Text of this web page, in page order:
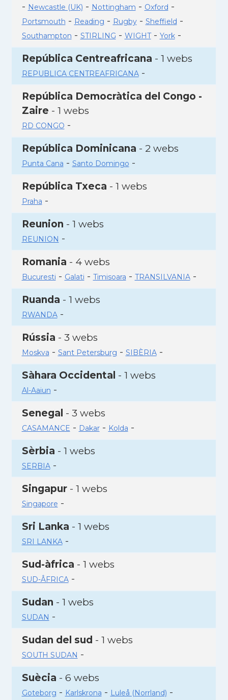
- Newcastle (UK) - Nottingham - Oxford -
Portsmouth - Reading - Rugby- Sheffield -
Southampton - STIRLING - WIGHT- York-
República Centreafricana - 1 webs
REPUBLICA CENTREAFRICANA-
República Democràtica del Congo -
Zaire - 1 webs
RD CONGO -
República Dominicana - 2 webs
Punta Cana - Santo Domingo -
República Txeca - 1 webs
Praha -
Reunion - 1 webs
REUNION -
Romania - 4 webs
Bucuresti - Galati - Timisoara - TRANSILVANIA-
Ruanda - 1 webs
RWANDA-
Rússia - 3 webs
Moskva - Sant Petersburg - SIBÈRIA-
Sàhara Occidental - 1 webs
Al-Aaiun -
Senegal - 3 webs
CASAMANCE - Dakar- Kolda -
Sèrbia - 1 webs
SERBIA-
Singapur- 1 webs
Singapore -
Sri Lanka - 1 webs
SRI LANKA-
Sud-àfrica - 1 webs
SUD-ÂFRICA-
Sudan - 1 webs
SUDAN -
Sudan del sud - 1 webs
SOUTH SUDAN -
Suècia - 6 webs
Goteborg - Karlskrona - Luleå (Norrland) -